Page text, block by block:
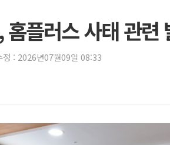
플러스 사태 관련
정 : 2026년07월09일 08:33